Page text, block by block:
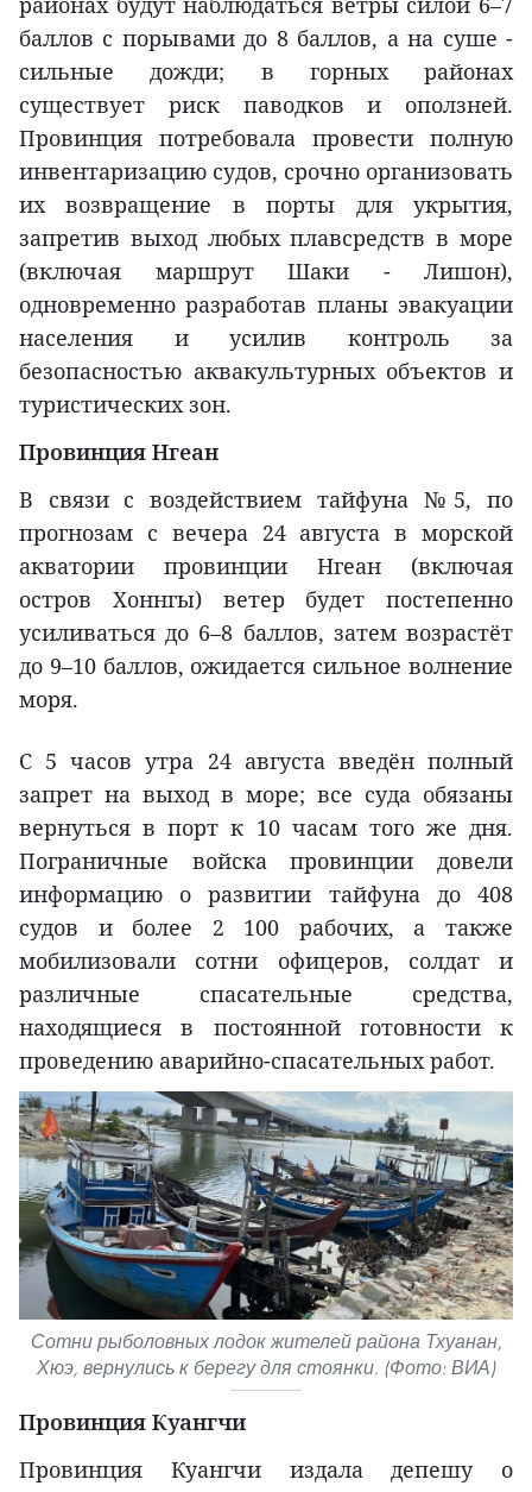
баллов с порывами до 8 баллов, а на суше -
сильные дожди; в горных районах
существует риск паводков и оползней.
Провинция потребовала провести полную
инвентаризацию судов, срочно организовать
их возвращение в порты для укрытия,
запретив выход любых плавсредств в море
(включая маршрут Шаки - Лишон),
одновременно разработав планы эвакуации
населения и усилив контроль за
безопасностью аквакультурных объектов и
туристических зон.
Провинция Нгеан
В связи с воздействием тайфуна №5, по
прогнозам с вечера 24 августа в морской
акватории провинции Нгеан (включая
остров Хоннгы) ветер будет постепенно
усиливаться до 6–8 баллов, затем возрастёт
до 9–10 баллов, ожидается сильное волнение
моря.
С 5 часов утра 24 августа введён полный
запрет на выход в море; все суда обязаны
вернуться в порт к 10 часам того же дня.
Пограничные войска провинции довели
информацию о развитии тайфуна до 408
судов и более 2 100 рабочих, а также
мобилизовали сотни офицеров, солдат и
различные спасательные средства,
находящиеся в постоянной готовности к
проведению аварийно-спасательных работ.
Сотни рыболовных лодок жителей района Тхуанан,
Хюэ, вернулись к берегу для стоянки. (Фото: ВИА)
Провинция Куангчи
Провинция Куангчи издала депешу о